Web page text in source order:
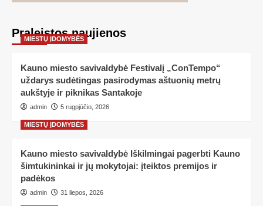
Praleistos naujienos
MIESTŲ ĮDOMYBĖS
Kauno miesto savivaldybė Festivalį „ConTempo“
uždarys sudėtingas pasirodymas aštuonių metrų
aukštyje ir piknikas Santakoje
admin 5 rugpjūčio, 2026
MIESTŲ ĮDOMYBĖS
Kauno miesto savivaldybė Iškilmingai pagerbti Kauno
šimtukininkai ir jų mokytojai: įteiktos premijos ir
padėkos
admin 31 liepos, 2026